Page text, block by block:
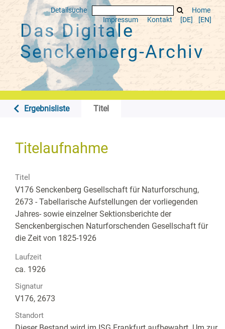
Detailsuche
Home
Impressum
Kontakt [DE] [EN]
Das Digitale
Senckenberg-Archiv
Ergebnisliste Titel
Titelaufnahme
Titel
V176 Senckenberg Gesellschaft für Naturforschung,
2673 - Tabellarische Aufstellungen der vorliegenden
Jahres- sowie einzelner Sektionsberichte der
Senckenbergischen Naturforschenden Gesellschaft für
die Zeit von 1825-1926
Laufzeit
ca. 1926
Signatur
V176, 2673
Standort